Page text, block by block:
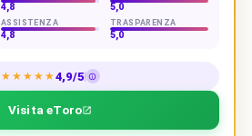
4,8 5,0
ASSISTENZA
4,8
TRASPARENZA
5,0
★★★★★4,9/5
Visita eToro